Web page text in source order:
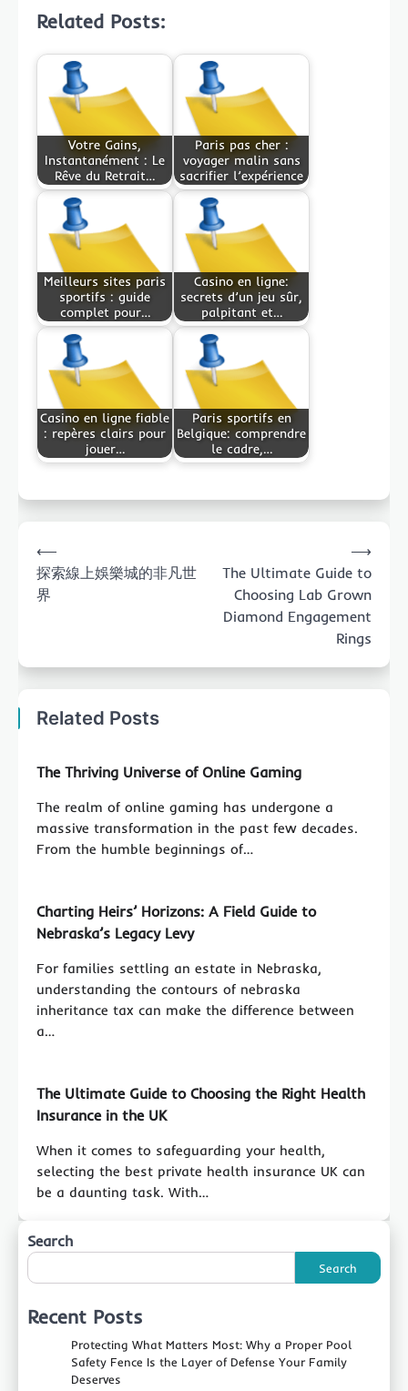
Related Posts:
Votre Gains,
Instantanément : Le
Rêve du Retrait…
Paris pas cher :
voyager malin sans
sacrifier l’expérience
Meilleurs sites paris
sportifs : guide
complet pour…
Casino en ligne:
secrets d’un jeu sûr,
palpitant et…
Casino en ligne fiable
: repères clairs pour
jouer…
Paris sportifs en
Belgique: comprendre
le cadre,…
navigation
⟵
探索線上娛樂城的非凡世
界
The Ultimate Guide to
Choosing Lab Grown
Diamond Engagement
Rings
⟶
Related Posts
The Thriving Universe of Online Gaming
The realm of online gaming has undergone a
massive transformation in the past few decades.
From the humble beginnings of…
Charting Heirs’ Horizons: A Field Guide to
Nebraska’s Legacy Levy
For families settling an estate in Nebraska,
understanding the contours of nebraska
inheritance tax can make the difference between
a…
The Ultimate Guide to Choosing the Right Health
Insurance in the UK
When it comes to safeguarding your health,
selecting the best private health insurance UK can
be a daunting task. With…
Search
Search
Recent Posts
Protecting What Matters Most: Why a Proper Pool
Safety Fence Is the Layer of Defense Your Family
Deserves